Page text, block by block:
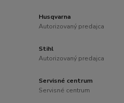
Husqvarna
Autorizovaný predajca
Stihl
Autorizovaný predajca
Servisné centrum
Servisné centrum